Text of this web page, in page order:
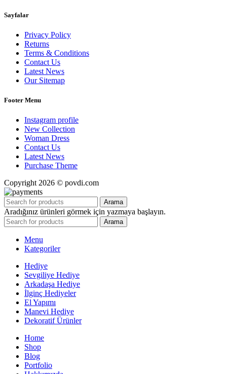
Sayfalar
Privacy Policy
Returns
Terms & Conditions
Contact Us
Latest News
Our Sitemap
Footer Menu
Instagram profile
New Collection
Woman Dress
Contact Us
Latest News
Purchase Theme
Copyright 2026 © povdi.com
Arama
Aradığınız ürünleri görmek için yazmaya başlayın.
Arama
Menu
Kategoriler
Hediye
Sevgiliye Hediye
Arkadaşa Hediye
İlginç Hediyeler
El Yapımı
Manevi Hediye
Dekoratif Ürünler
Home
Shop
Blog
Portfolio